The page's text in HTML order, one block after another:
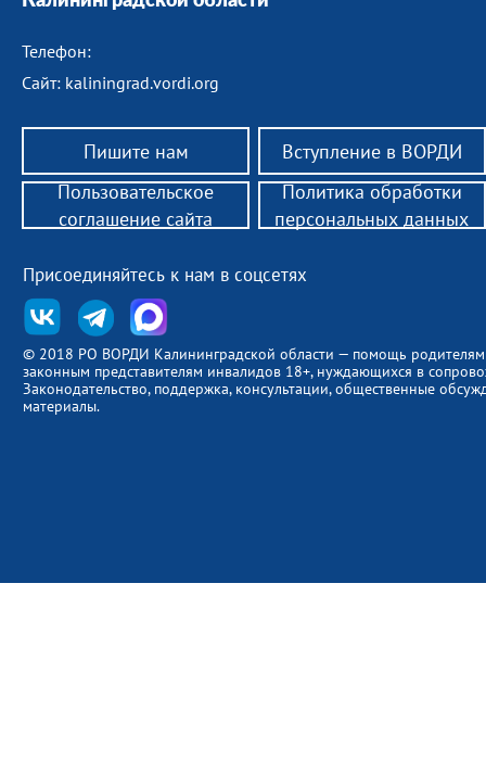
Телефон:
Сайт: kaliningrad.vordi.org
Пишите нам Вступление в ВОРДИ
© 2018 РО ВОРДИ Калининградской области — помощь
законным представителям инвалидов 18+, нуждающихся в
Законодательство, поддержка, консультации, общественные
материалы.
Присоединяйтесь к нам в соцсетях
Пользовательское
соглашение сайта
Политика обработки
персональных данных